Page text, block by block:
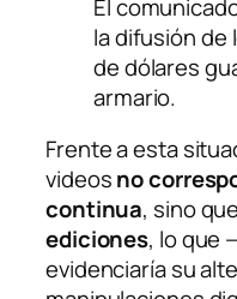
El
la difusión de
de dólares
armario.
Frente a esta
videosno
continua, sino
ediciones, lo que
evidenciaría su